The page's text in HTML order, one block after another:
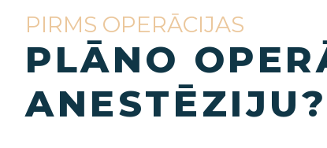
PIRMS OPERĀCIJAS
PLĀNO
ANESTĒZIJU?